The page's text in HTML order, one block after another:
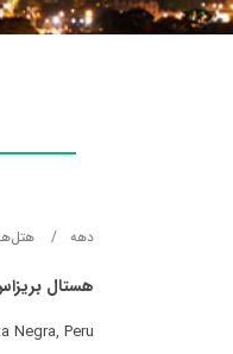
دهه
هستال
Negra, Peru